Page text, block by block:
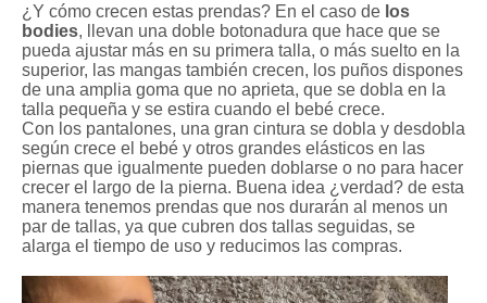
¿Y cómo crecen estas prendas? En el caso de los
bodies, llevan una doble botonadura que hace que se
pueda ajustar más en su primera talla, o más suelto en la
superior, las mangas también crecen, los puños dispones
de una amplia goma que no aprieta, que se dobla en la
talla pequeña y se estira cuando el bebé crece.
Con los pantalones, una gran cintura se dobla y desdobla
según crece el bebé y otros grandes elásticos en las
piernas que igualmente pueden doblarse o no para hacer
crecer el largo de la pierna. Buena idea ¿verdad? de esta
manera tenemos prendas que nos durarán al menos un
par de tallas, ya que cubren dos tallas seguidas, se
alarga el tiempo de uso y reducimos las compras.